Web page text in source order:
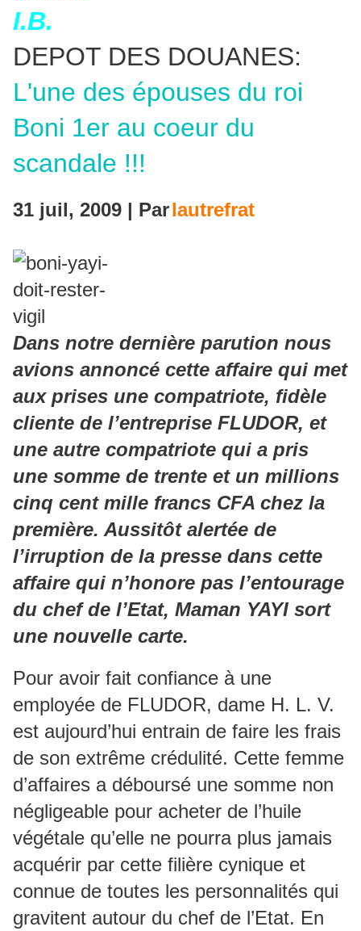
I.B.
DEPOT DES DOUANES:
L'une des épouses du roi
Boni 1er au coeur du
scandale !!!
31 juil, 2009 | Parlautrefrat
Dans notre dernière parution nous
avions annoncé cette affaire qui met
aux prises une compatriote, fidèle
cliente de l’entreprise FLUDOR, et
une autre compatriote qui a pris
une somme de trente et un millions
cinq cent mille francs CFA chez la
première. Aussitôt alertée de
l’irruption de la presse dans cette
affaire qui n’honore pas l’entourage
du chef de l’Etat, Maman YAYI sort
une nouvelle carte.
Pour avoir fait confiance à une
employée de FLUDOR, dame H. L. V.
est aujourd’hui entrain de faire les frais
de son extrême crédulité. Cette femme
d’affaires a déboursé une somme non
négligeable pour acheter de l’huile
végétale qu’elle ne pourra plus jamais
acquérir par cette filière cynique et
connue de toutes les personnalités qui
gravitent autour du chef de l’Etat. En